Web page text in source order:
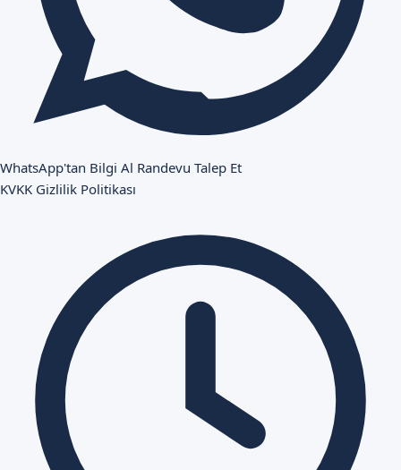
WhatsApp'tan Bilgi Al Randevu Talep Et
KVKK Gizlilik Politikası